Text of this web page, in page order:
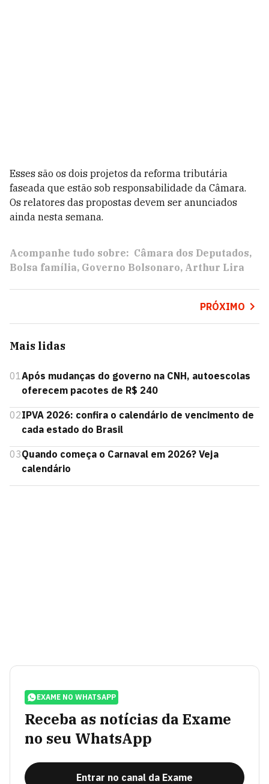
Esses são os dois projetos da reforma tributária
faseada que estão sob responsabilidade da Câmara.
Os relatores das propostas devem ser anunciados
ainda nesta semana.
Acompanhe tudo sobre: Câmara dos Deputados
Bolsa família Governo Bolsonaro Arthur Lira
PRÓXIMO
Mais lidas
01Após mudanças do governo na CNH, autoescolas
oferecem pacotes de R$ 240
02IPVA 2026: confira o calendário de vencimento de
cada estado do Brasil
03Quando começa o Carnaval em 2026? Veja
calendário
EXAME NO WHATSAPP
Receba as notícias da Exame
no seu WhatsApp
Entrar no canal da Exame